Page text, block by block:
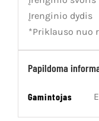
Įrenginio dydis
*Priklauso nuo
Papildoma
Gamintojas